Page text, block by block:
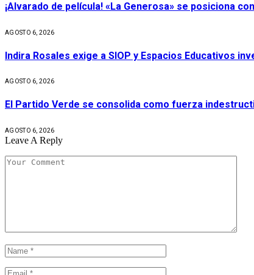
¡Alvarado de película! «La Generosa» se posiciona
AGOSTO 6, 2026
Indira Rosales exige a SIOP y Espacios Educativos
AGOSTO 6, 2026
El Partido Verde se consolida como fuerza
AGOSTO 6, 2026
Leave A Reply